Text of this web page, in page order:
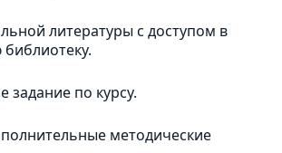
литературы с доступом в
задание по курсу.
методические